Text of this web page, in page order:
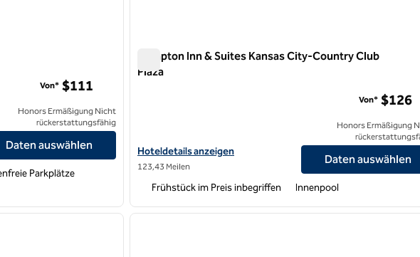
anzeigen
Von* $111
Honors Ermäßigung Nicht
rückerstattungsfähig
Daten auswählen
Parkplätze
Hampton Inn & Suites Kansas City-Country Club
Plaza
Hoteldetails für Hampton Inn & Suites Kansas City-Country Club
Hoteldetails anzeigen
123,43 Meilen
Von* $126
Honors Ermäßigung
Daten auswählen
Frühstück im Preis inbegriffen Innenpool
nächstes Bild
1 von 12